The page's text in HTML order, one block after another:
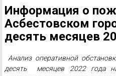
Информация о
Асбестовском
десять месяцев
Анализ оперативной
десять месяцев 2022 года